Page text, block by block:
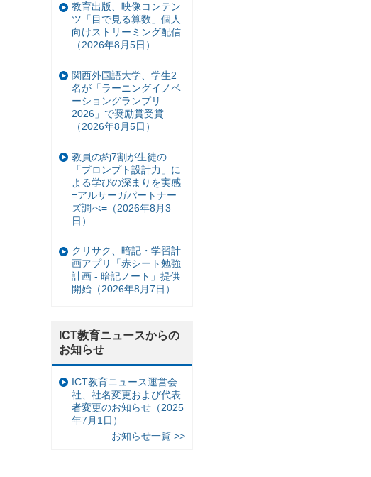
教育出版、映像コンテン
ツ「目で見る算数」個人
向けストリーミング配信
（2026年8月5日）
関西外国語大学、学生2
名が「ラーニングイノベ
ーショングランプリ
2026」で奨励賞受賞
（2026年8月5日）
教員の約7割が生徒の
「プロンプト設計力」に
よる学びの深まりを実感
=アルサーガパートナー
ズ調べ=（2026年8月3
日）
クリサク、暗記・学習計
画アプリ「赤シート勉強
計画 - 暗記ノート」提供
開始（2026年8月7日）
ICT教育ニュースからの
お知らせ
ICT教育ニュース運営会
社、社名変更および代表
者変更のお知らせ（2025
年7月1日）
お知らせ一覧 >>